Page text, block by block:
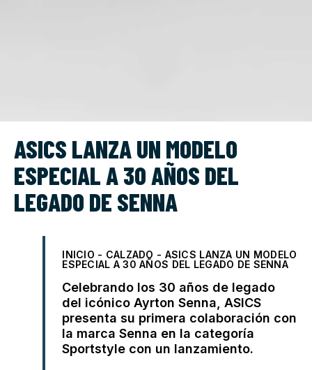
ASICS LANZA UN MODELO
ESPECIAL A 30 AÑOS DEL
LEGADO DE SENNA
INICIO - CALZADO - ASICS LANZA UN MODELO
ESPECIAL A 30 AÑOS DEL LEGADO DE SENNA
Celebrando los 30 años de legado
del icónico Ayrton Senna, ASICS
presenta su primera colaboración con
la marca Senna en la categoría
Sportstyle con un lanzamiento.